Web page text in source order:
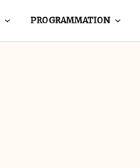
PROGRAMMATION